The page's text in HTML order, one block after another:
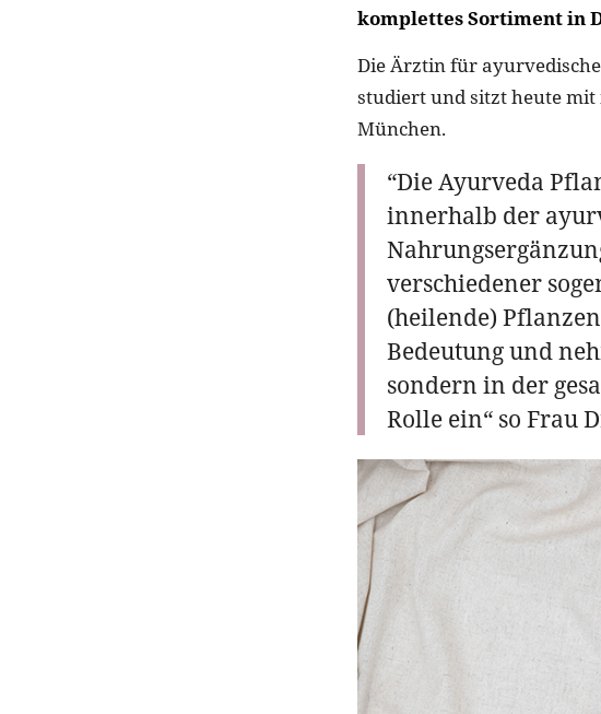
komplettes Sortiment in
Die Ärztin für
studiert und sitzt heute
München.
“Die Ayurveda
innerhalb der
verschiedener
(heilende)
Bedeutung und
sondern in der
Rolle ein“ so Frau